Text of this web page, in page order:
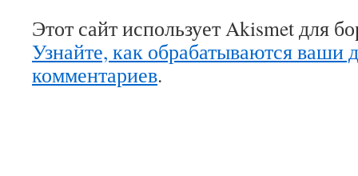
Этот сайт использует Akismet для
Узнайте, как обрабатываются ваши
комментариев.